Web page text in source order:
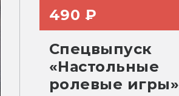
490 ₽
Спецвыпуск
«Настольные
ролевые игры»